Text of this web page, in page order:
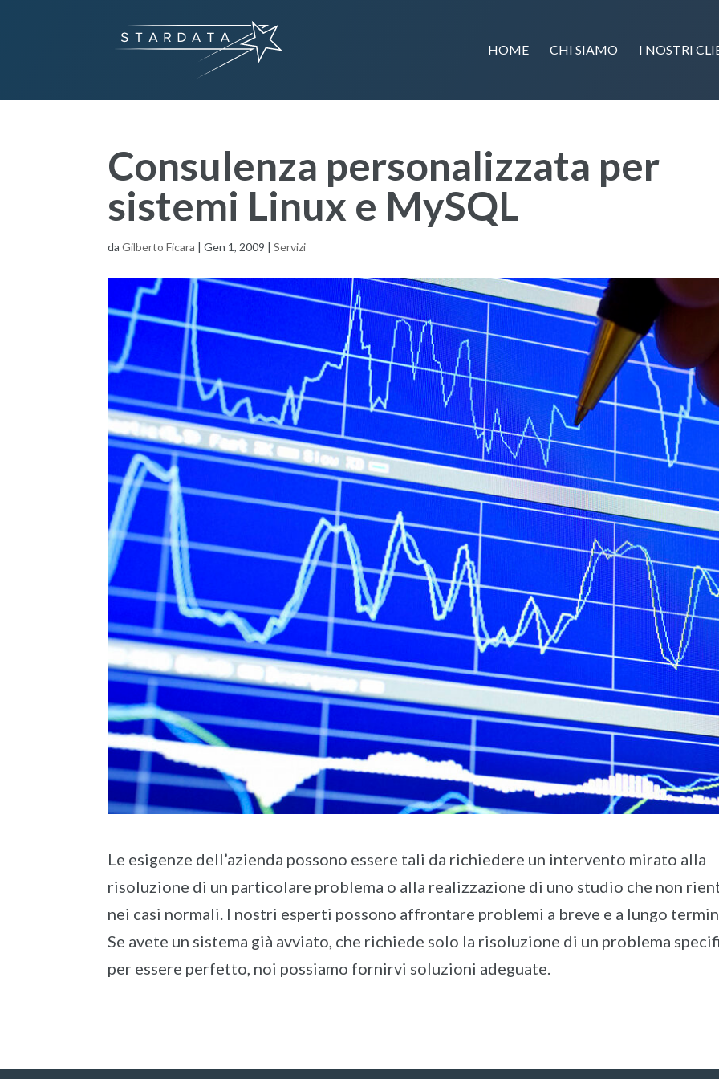
HOME CHI SIAMO I NOSTRI
Consulenza personalizzata per
sistemi Linux e MySQL
daGilberto Ficara |Gen 1, 2009 |Servizi
Le esigenze dell’azienda possono essere tali da richiedere un intervento mirato alla
risoluzione di un particolare problema o alla realizzazione di uno studio che non
nei casi normali. I nostri esperti possono affrontare problemi a breve e a lungo
Se avete un sistema già avviato, che richiede solo la risoluzione di un problema
per essere perfetto, noi possiamo fornirvi soluzioni adeguate.